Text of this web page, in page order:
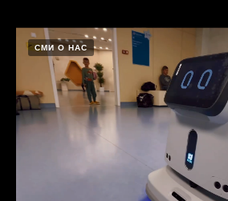
СМИ О НАС